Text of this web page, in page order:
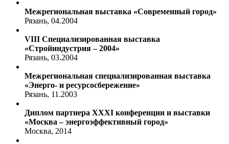
Межрегиональная выставка «Современный город»
Рязань, 04.2004
VIII Специализированная выставка
«Стройиндустрия – 2004»
Рязань, 03.2004
Межрегиональная специализированная выставка
«Энерго- и ресурсосбережение»
Рязань, 11.2003
Диплом партнера XXXI конференции и выставки
«Москва – энергоэффективный город»
Москва, 2014